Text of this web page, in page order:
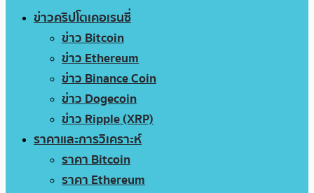
ข่าวคริปโตเคอเรนซี่
ข่าว Bitcoin
ข่าว Ethereum
ข่าว Binance Coin
ข่าว Dogecoin
ข่าว Ripple (XRP)
ราคาและการวิเคราะห์
ราคา Bitcoin
ราคา Ethereum